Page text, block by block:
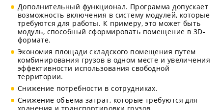
Дополнительный функционал. Программа допускает
возможность включения в систему модулей, которые
требуются для работы. К примеру, это может быть
модуль, способный сформировать помещение в 3D-
формате.
Экономия площади складского помещения путем
комбинирования грузов в одном месте и увеличения
эффективности использования свободной
территории.
Снижение потребности в сотрудниках.
Снижение объема затрат, которые требуются для
хранения и транспортировки грузов.